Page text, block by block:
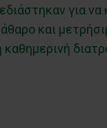
για
και